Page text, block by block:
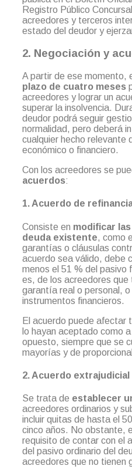
Registro Público
acreedores y terceros
estado del deudor y
2. Negociación y
A partir de ese momento,
plazo de cuatro meses
acreedores y lograr un
superar la insolvencia.
deudor podrá seguir
normalidad, pero deberá
cualquier hecho relevante
económico o financiero.
Con los acreedores se
acuerdos:
1. Acuerdo de
Consiste en modificar
deuda existente, como
garantías o cláusulas
acuerdo sea válido, debe
menos el 51 % del pasivo
es, de los acreedores que
garantía real o personal,
instrumentos financieros.
El acuerdo puede afectar
lo hayan aceptado como
opuesto, siempre que se
mayorías y de
2. Acuerdo extrajudicial
Se trata de establecer
acreedores ordinarios y
incluir quitas de hasta el
cinco años. No obstante,
requisito de contar con el
del pasivo ordinario del
acreedores que no tienen